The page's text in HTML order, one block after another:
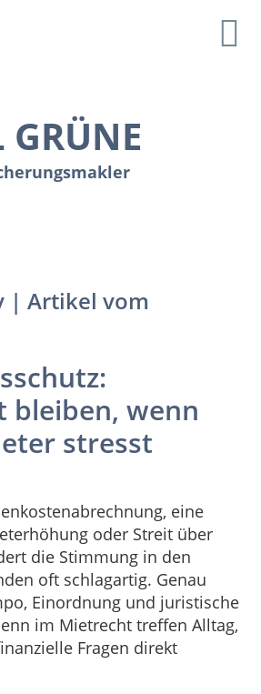
| Artikel vom
bleiben, wenn
stresst
eine
oder Streit über
die Stimmung in den
oft schlagartig. Genau
Einordnung und juristische
im Mietrecht treffen Alltag,
Fragen direkt